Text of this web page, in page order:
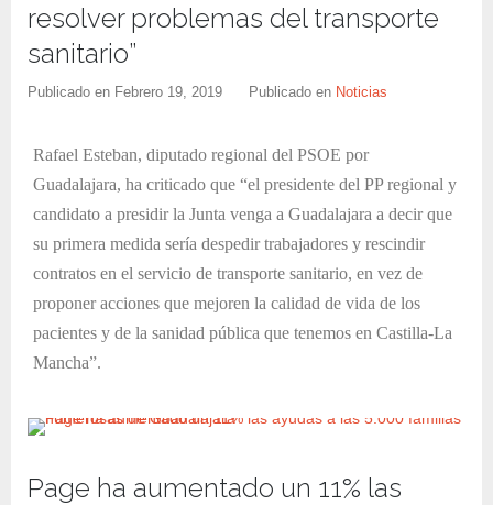
resolver problemas del transporte
sanitario”
Publicado en Febrero 19, 2019 Publicado en Noticias
Rafael Esteban, diputado regional del PSOE por
Guadalajara, ha criticado que “el presidente del PP regional y
candidato a presidir la Junta venga a Guadalajara a decir que
su primera medida sería despedir trabajadores y rescindir
contratos en el servicio de transporte sanitario, en vez de
proponer acciones que mejoren la calidad de vida de los
pacientes y de la sanidad pública que tenemos en Castilla-La
Mancha”.
Page ha aumentado un 11% las